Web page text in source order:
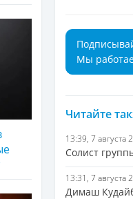
Мы
Читайте
13:39, 7 августа
Солист
13:31, 7 августа
Димаш